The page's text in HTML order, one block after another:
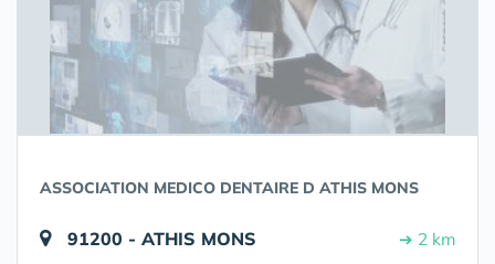
ASSOCIATION MEDICO DENTAIRE D ATHIS MONS
91200 - ATHIS MONS ➔ 2 km